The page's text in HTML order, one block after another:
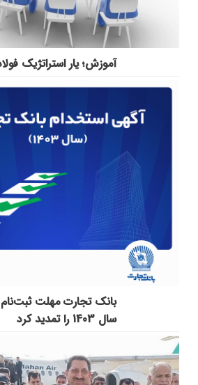
آموزش؛ یار استراتژیک
بانک تجارت مهلت
سال 1403 را تمدید کرد